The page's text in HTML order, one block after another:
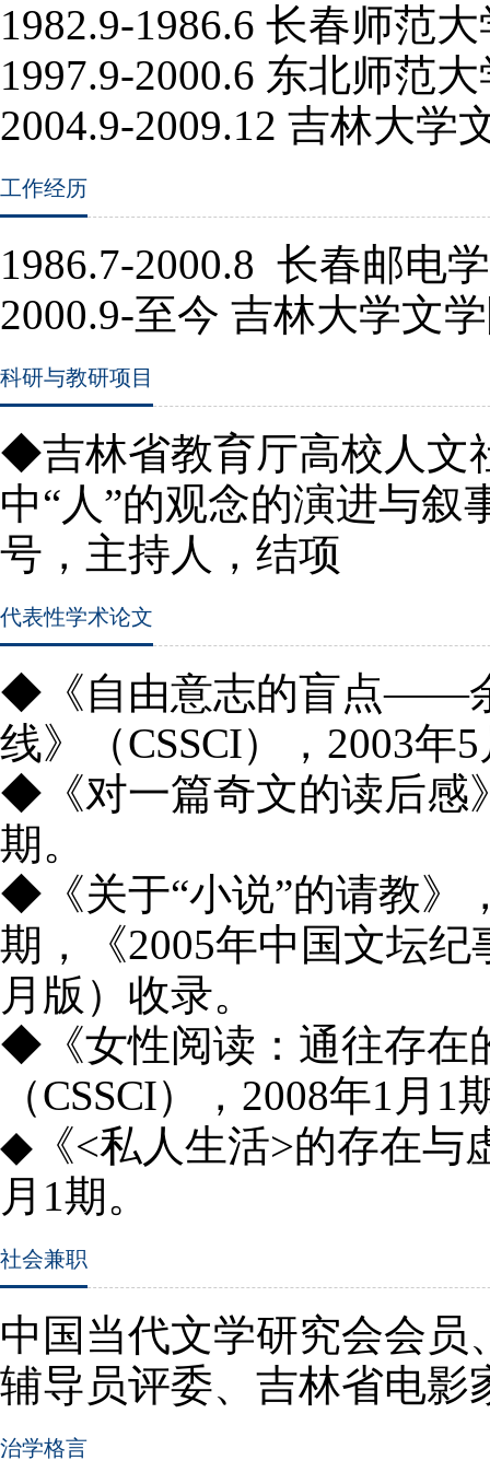
1982.9-1986.6 长春师范
1997.9-2000.6 东北师范
2004.9-2009.12 吉林大学
工作经历
1986.7-2000.8 长春邮电
2000.9-至今 吉林大学文
科研与教研项目
◆吉林省教育厅高校人文
中“人”的观念的演进与
号， 主持人，结项
代表性学术论文
◆《自由意志的盲点——
线》（CSSCI）， 2003年5
◆《对一篇奇文的读后感
期。
◆《关于“小说”的请教》
期，《2005年中国文坛纪
月版）收录。
◆《女性阅读：通往存在
（CSSCI）， 2008年1 月 1
◆《<私人生活>的存在与
月 1期。
社会兼职
中国当代文学研究会会
辅导员评委、吉林省电影
治学格言